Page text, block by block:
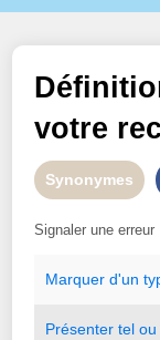
votre
Synonymes
Signaler une erreur
Marquer d'un
Présenter tel ou